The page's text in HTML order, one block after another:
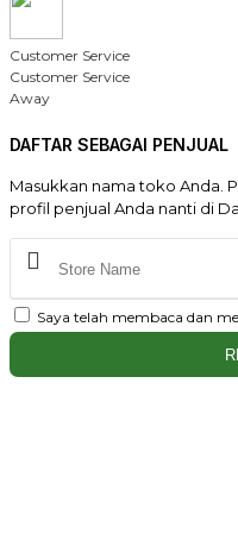
Customer Service
Customer Service
Away
DAFTAR SEBAGAI PENJUAL
Masukkan nama toko Anda.
profil penjual Anda nanti di
Saya telah membaca dan